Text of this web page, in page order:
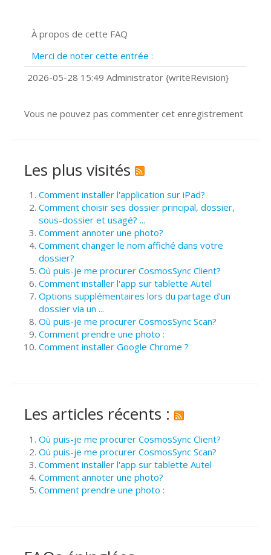
Prise de vue 360°
?
Comment installer Google Chrome ?
À propos de cette FAQ
Merci de noter cette entrée :
2026-05-28 15:49 Administrator {writeRevision}
Vous ne pouvez pas commenter cet enregistrement
Les plus visités
Comment installer l'application sur iPad?
Comment choisir ses dossier principal, dossier,
sous-dossier et usagé? ...
Comment annoter une photo?
Comment changer le nom affiché dans votre
dossier?
Où puis-je me procurer CosmosSync Client?
Comment installer l'app sur tablette Autel
Options supplémentaires lors du partage d’un
dossier via un ...
Où puis-je me procurer CosmosSync Scan?
Comment prendre une photo :
Comment installer Google Chrome ?
Les articles récents :
Où puis-je me procurer CosmosSync Client?
Où puis-je me procurer CosmosSync Scan?
Comment installer l'app sur tablette Autel
Comment annoter une photo?
Comment prendre une photo :